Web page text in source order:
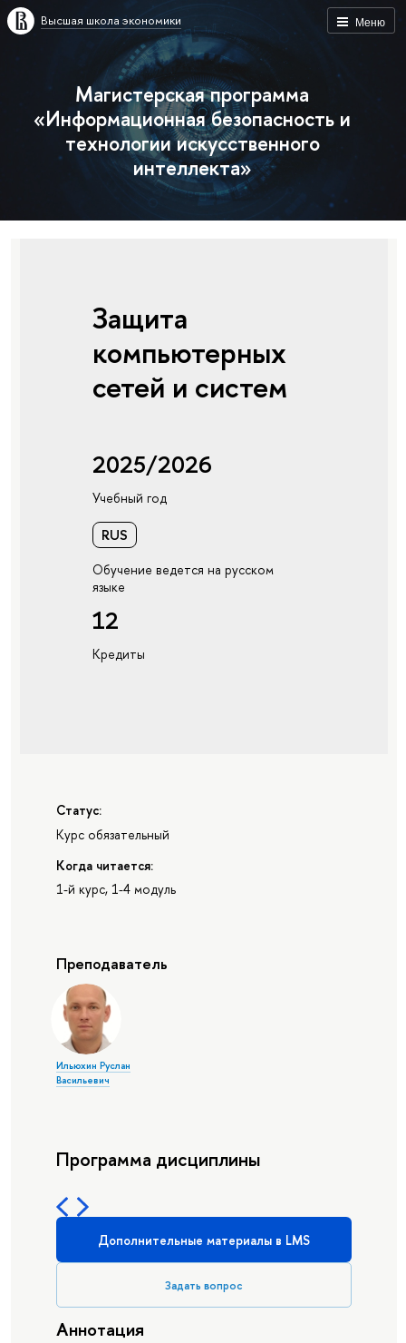
Меню
Высшая школа экономики
Магистерская программа
«Информационная безопасность и
технологии искусственного
интеллекта»
Защита
компьютерных
сетей и систем
2025/2026
Учебный год
RUS
Обучение ведется на русском
языке
12
Кредиты
Статус:
Курс обязательный
Когда читается:
1-й курс, 1-4 модуль
Преподаватель
Ильюхин Руслан
Васильевич
Программа дисциплины
Дополнительные материалы в LMS
Задать вопрос
Аннотация